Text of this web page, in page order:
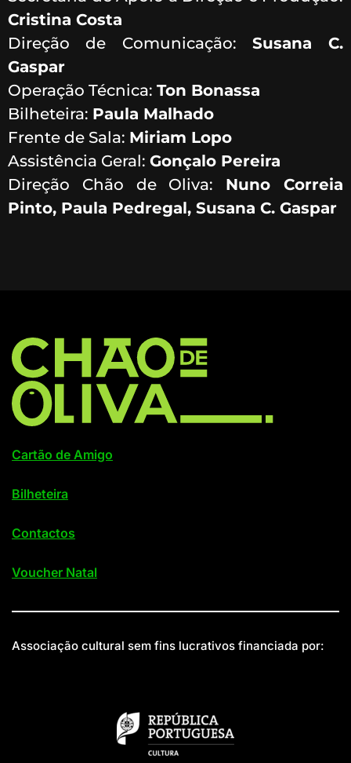
Cristina Costa
Direção de Comunicação: Susana C.
Gaspar
Operação Técnica: Ton Bonassa
Bilheteira: Paula Malhado
Frente de Sala: Miriam Lopo
Assistência Geral: Gonçalo Pereira
Direção Chão de Oliva: Nuno Correia
Pinto, Paula Pedregal, Susana C. Gaspar
Cartão de Amigo
Bilheteira
Contactos
Voucher Natal
Associação cultural sem fins lucrativos financiada por: